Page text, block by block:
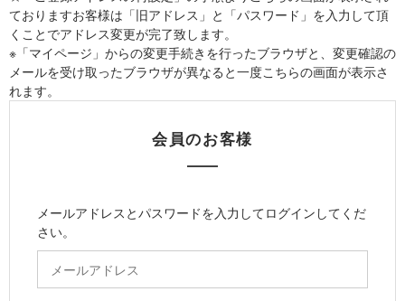
ておりますお客様は「旧アドレス」と「パスワード」を入力して頂
くことでアドレス変更が完了致します。
※「マイページ」からの変更手続きを行ったブラウザと、変更確認の
メールを受け取ったブラウザが異なると一度こちらの画面が表示さ
れます。
会員のお客様
メールアドレスとパスワードを入力してログインしてくだ
さい。